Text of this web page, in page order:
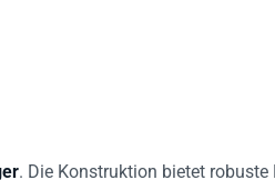
. Die Konstruktion bietet